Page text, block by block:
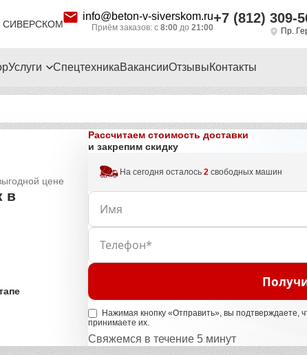
СИВЕРСКОМ
info@beton-v-siverskom.ru
Приём заказов: с 8:00 до 21:00
+7 (812) 309-
Пр.
Услуги СпецтехникаВакансииОтзывыКонтакты
цене
в
Рассчитаем стоимость доставки
и закрепим скидку
На сегодня осталось 2свободных машин
Нажимая кнопку «Отправить», вы подтверждаете,
принимаете их.
Свяжемся в течение 5 минут